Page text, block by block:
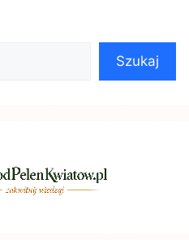
Szukaj